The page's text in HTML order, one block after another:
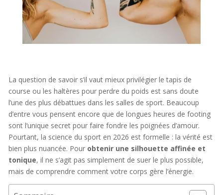
La question de savoir s’il vaut mieux privilégier le tapis de
course ou les haltères pour perdre du poids est sans doute
l’une des plus débattues dans les salles de sport. Beaucoup
d’entre vous pensent encore que de longues heures de footing
sont l’unique secret pour faire fondre les poignées d’amour.
Pourtant, la science du sport en 2026 est formelle : la vérité est
bien plus nuancée. Pour obtenir une silhouette affinée et
tonique, il ne s’agit pas simplement de suer le plus possible,
mais de comprendre comment votre corps gère l’énergie.